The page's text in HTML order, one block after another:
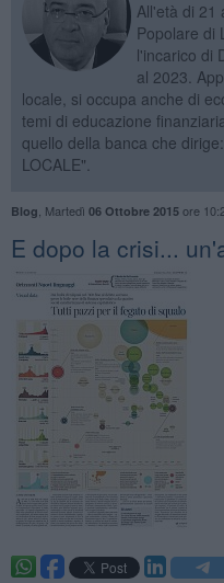
All'età di 21
Popolare di
l'incarico di
al 2023.
locale, si occupa anche di
temi di educazione
quello della banca che
LOCALE".
Blog Martedì 06 Ottobre 2015ore
E dopo la crisi...